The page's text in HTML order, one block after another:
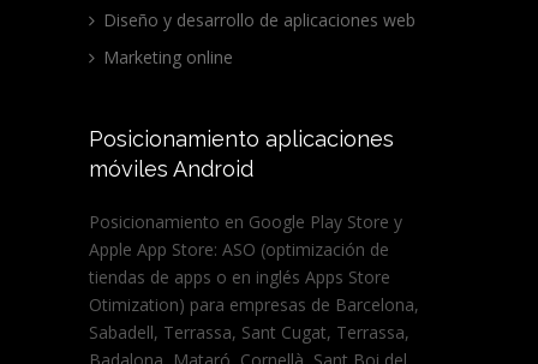
Diseño y desarrollo de aplicaciones web
Marketing online
Posicionamiento aplicaciones
móviles Android
Posicionamiento en Google Play Store y
Apple App Store: ASO (optimización de
tiendas de apps o en inglés Apps Store
Otimization) para empresas de Barcelona,
Sabadell, Terrassa, Sant Cugat, Terrassa,